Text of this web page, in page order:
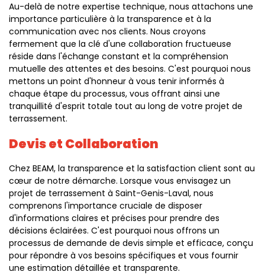
Au-delà de notre expertise technique, nous attachons une
importance particulière à la transparence et à la
communication avec nos clients. Nous croyons
fermement que la clé d'une collaboration fructueuse
réside dans l'échange constant et la compréhension
mutuelle des attentes et des besoins. C'est pourquoi nous
mettons un point d'honneur à vous tenir informés à
chaque étape du processus, vous offrant ainsi une
tranquillité d'esprit totale tout au long de votre projet de
terrassement.
Devis et Collaboration
Chez BEAM, la transparence et la satisfaction client sont au
cœur de notre démarche. Lorsque vous envisagez un
projet de terrassement à Saint-Genis-Laval, nous
comprenons l'importance cruciale de disposer
d'informations claires et précises pour prendre des
décisions éclairées. C'est pourquoi nous offrons un
processus de demande de devis simple et efficace, conçu
pour répondre à vos besoins spécifiques et vous fournir
une estimation détaillée et transparente.